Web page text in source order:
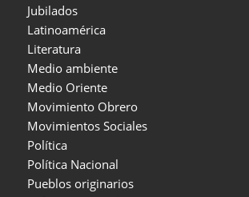
Jubilados
Latinoamérica
Literatura
Medio ambiente
Medio Oriente
Movimiento Obrero
Movimientos Sociales
Política
Política Nacional
Pueblos originarios